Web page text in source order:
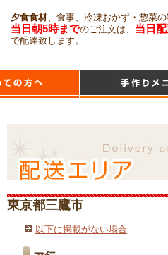
夕食食材、食事、冷凍おかず・惣菜
当日朝5時までのご注文は、 当日
で配達致します。
東京都三鷹市
以下に掲載がない場合